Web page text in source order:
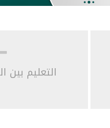
التعليم بين